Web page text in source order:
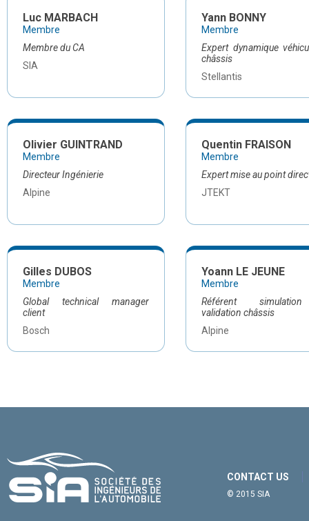
Luc MARBACH
Membre
Membre du CA
SIA
Yann BONNY
Membre
Expert dynamique
châssis
Stellantis
Olivier GUINTRAND
Membre
Directeur Ingénierie
Alpine
Quentin FRAISON
Membre
Expert mise au point
JTEKT
Gilles DUBOS
Membre
Global technical manager
client
Bosch
Yoann LE JEUNE
Membre
Référent
validation châssis
Alpine
CONTACT US
© 2015 SIA